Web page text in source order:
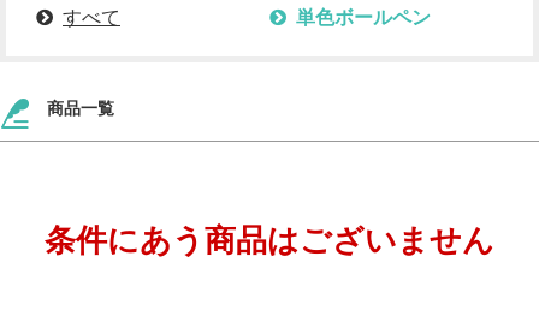
すべて 単色ボールペン
商品一覧
条件にあう商品はございません